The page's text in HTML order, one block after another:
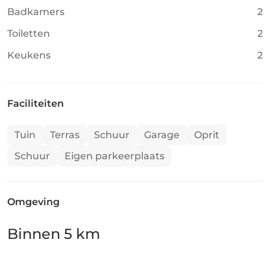
Badkamers
2
Toiletten
2
Keukens
2
Faciliteiten
Tuin Terras Schuur Garage
Oprit
Schuur
Eigen parkeerplaats
Omgeving
Binnen 5 km